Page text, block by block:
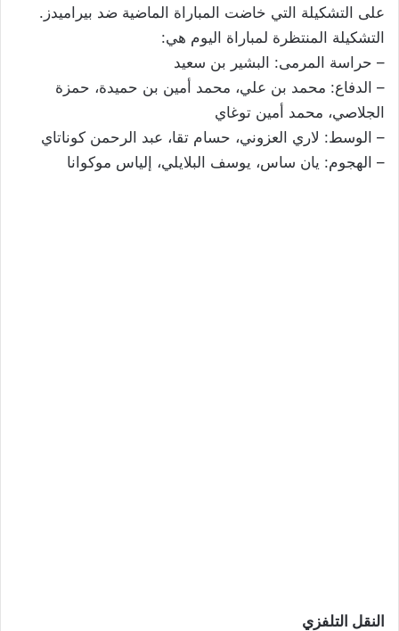
على التشكيلة التي خاضت المباراة الماضية ضد بيراميدز.
التشكيلة المنتظرة لمباراة اليوم هي:
– حراسة المرمى: البشير بن سعيد
– الدفاع: محمد بن علي، محمد أمين بن حميدة، حمزة
الجلاصي، محمد أمين توغاي
– الوسط: لاري العزوني، حسام تقا، عبد الرحمن كوناتاي
– الهجوم: يان ساس، يوسف البلايلي، إلياس موكوانا
النقل التلفزي